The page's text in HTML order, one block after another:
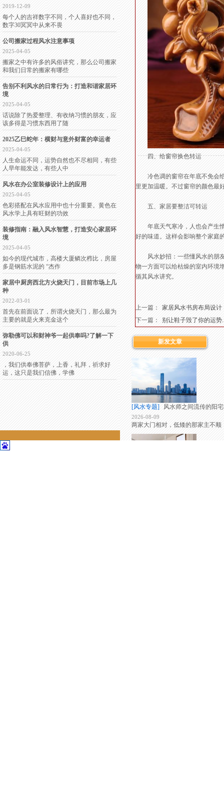
四、给窗帘换色转运
冷色调的窗帘在年底不免会给
里更加温暖。不过窗帘的颜色最
五、家居要整洁可转运
年底天气寒冷，人也会产生惰
好的味道。这样会影响整个家庭
风水妙招：一些懂风水的朋友
物一方面可以给枯燥的室内环境
循其风水讲究。
上一篇：
家居风水书房布局设计
下一篇：
别让鞋子毁了你的运势
2019-12-09
每个人的吉祥数字不同，个人喜好也不同，
数字30冥冥中从来不畏
公司搬家过程风水注意事项
2025-04-05
搬家之中有许多的风俗讲究，那么公司搬家
和我们日常的搬家有哪些
告别不利风水的日常行为：打造和谐家居环
境
2025-04-05
话说除了热爱整理、有收纳习惯的朋友，应
该多得是习惯东西用了随
2025乙巳蛇年：横财与意外财富的幸运者
2025-04-05
人生命运不同，运势自然也不尽相同，有些
人早年能发达，有些人中
风水在办公室装修设计上的应用
2025-04-05
色彩搭配在风水应用中也十分重要。黄色在
风水学上具有旺财的功效
装修指南：融入风水智慧，打造安心家居环
境
2025-04-05
如今的现代城市，高楼大厦鳞次栉比，房屋
多是钢筋水泥的 “杰作
家居中厨房西北方火烧天门，目前市场上几
种
2022-03-01
首先在前面说了，所谓火烧天门，那么最为
主要的就是火来克金这个
弥勒佛可以和财神爷一起供奉吗?了解一下
供
2020-06-25
，我们供奉佛菩萨，上香，礼拜，祈求好
运，这只是我们信佛，学佛
新发文章
[风水专题] 风水师之间流传的阳
2026-08-09
两家大门相对，低矮的那家主不